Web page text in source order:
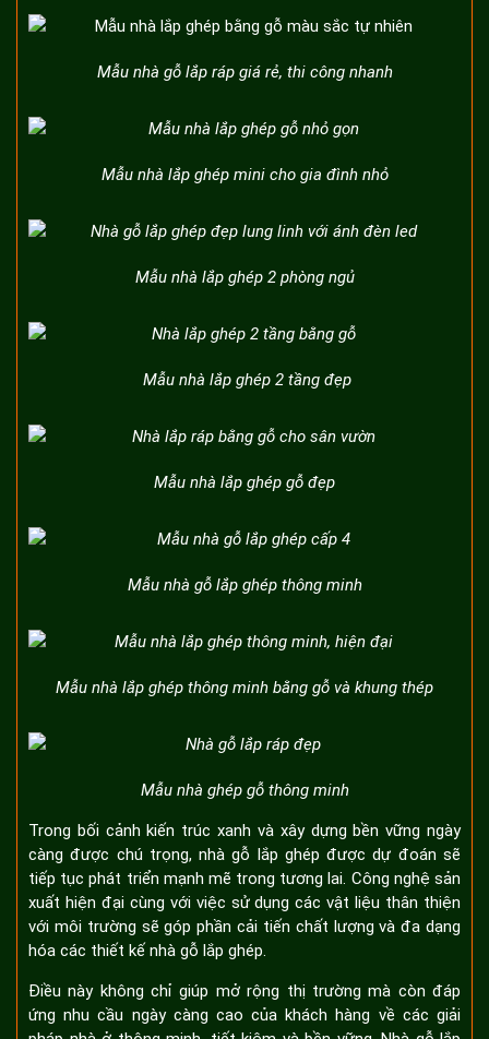
Mẫu nhà gỗ lắp ráp giá rẻ, thi công nhanh
Mẫu nhà lắp ghép mini cho gia đình nhỏ
Mẫu nhà lắp ghép 2 phòng ngủ
Mẫu nhà lắp ghép 2 tầng đẹp
Mẫu nhà lắp ghép gỗ đẹp
Mẫu nhà gỗ lắp ghép thông minh
Mẫu nhà lắp ghép thông minh bằng gỗ và khung thép
Mẫu nhà ghép gỗ thông minh
Trong bối cảnh kiến trúc xanh và xây dựng bền vững ngày
càng được chú trọng, nhà gỗ lắp ghép được dự đoán sẽ
tiếp tục phát triển mạnh mẽ trong tương lai. Công nghệ sản
xuất hiện đại cùng với việc sử dụng các vật liệu thân thiện
với môi trường sẽ góp phần cải tiến chất lượng và đa dạng
hóa các thiết kế nhà gỗ lắp ghép.
Điều này không chỉ giúp mở rộng thị trường mà còn đáp
ứng nhu cầu ngày càng cao của khách hàng về các giải